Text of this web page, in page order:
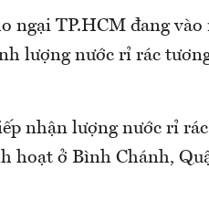
ngại TP.HCM đang vào
lượng nước rỉ rác
nhận lượng nước rỉ
hoạt ở Bình Chánh,